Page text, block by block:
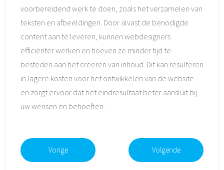
voorbereidend werk te doen, zoals het verzamelen van
teksten en afbeeldingen. Door alvast de benodigde
content aan te leveren, kunnen webdesigners
efficiënter werken en hoeven ze minder tijd te
besteden aan het creëren van inhoud. Dit kan resulteren
in lagere kosten voor het ontwikkelen van de website
en zorgt ervoor dat het eindresultaat beter aansluit bij
uw wensen en behoeften.
Vorige Volgende